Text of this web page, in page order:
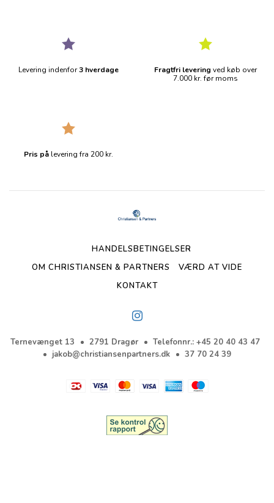
Levering indenfor3 hverdage Fragtfri levering ved køb over
7.000 kr. før moms
Pris på levering fra 200 kr.
HANDELSBETINGELSER
OM CHRISTIANSEN & PARTNERS
VÆRD AT VIDE
KONTAKT
Ternevænget 13 2791 Dragør Telefonnr.: +45 20 40 43 47
jakob@christiansenpartners.dk
37 70 24 39